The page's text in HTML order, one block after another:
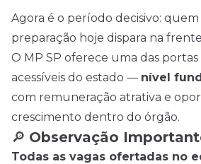
Agora é o período decisivo:
preparação hoje dispara na
O MP SP oferece uma das
acessíveis do estado — nível
com remuneração atrativa e
crescimento dentro do órgão.
🔎 Observação
Todas as vagas ofertadas no